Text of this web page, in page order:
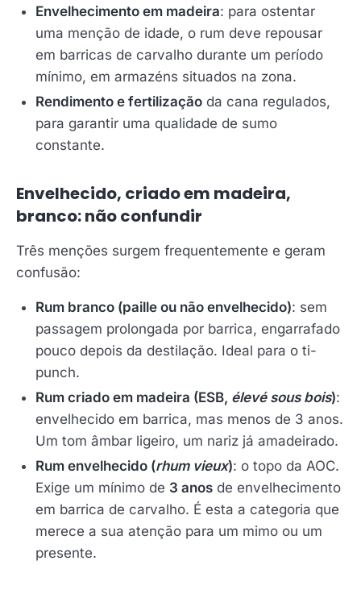
Envelhecimento em madeira: para ostentar
uma menção de idade, o rum deve repousar
em barricas de carvalho durante um período
mínimo, em armazéns situados na zona.
Rendimento e fertilização da cana regulados,
para garantir uma qualidade de sumo
constante.
Envelhecido, criado em madeira,
branco: não confundir
Três menções surgem frequentemente e geram
confusão:
Rum branco (paille ou não envelhecido): sem
passagem prolongada por barrica, engarrafado
pouco depois da destilação. Ideal para o ti-
punch.
Rum criado em madeira (ESB, élevé sous bois):
envelhecido em barrica, mas menos de 3 anos.
Um tom âmbar ligeiro, um nariz já amadeirado.
Rum envelhecido (rhum vieux): o topo da AOC.
Exige um mínimo de 3 anos de envelhecimento
em barrica de carvalho. É esta a categoria que
merece a sua atenção para um mimo ou um
presente.